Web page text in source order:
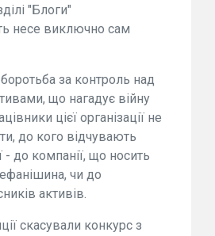
"Блоги"
несе виключно сам
за контроль над
що нагадує війну
цієї організації не
до кого відчувають
- до компанії, що носить
чи до
активів.
скасували конкурс з